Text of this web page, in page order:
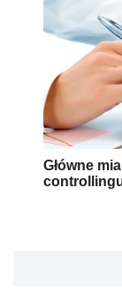
Główne